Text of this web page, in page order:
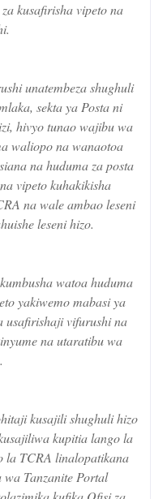
kusafirisha vipeto na
unatembeza shughuli
sekta ya Posta ni
hivyo tunao wajibu wa
waliopo na wanaotoa
na huduma za posta
vipeto kuhakikisha
na wale ambao leseni
leseni hizo.
watoa huduma
yakiwemo mabasi ya
usafirishaji vifurushi na
na utaratibu wa
kusajili shughuli hizo
kupitia lango la
la TCRA linalopatikana
Tanzanite Portal